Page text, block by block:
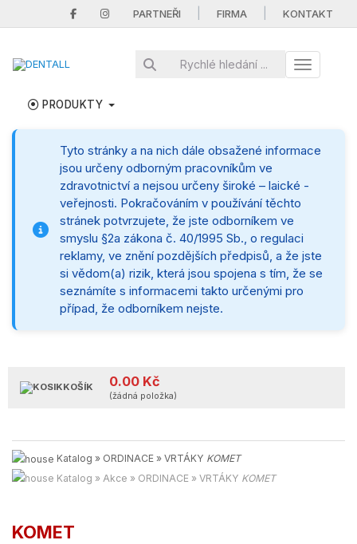
PARTNEŘI FIRMA KONTAKT
Toggle
PRODUKTY
Tyto stránky a na nich dále obsažené informace
jsou určeny odborným pracovníkům ve
zdravotnictví a nejsou určeny široké – laické -
veřejnosti. Pokračováním v používání těchto
stránek potvrzujete, že jste odborníkem ve
smyslu §2a zákona č. 40/1995 Sb., o regulaci
reklamy, ve znění pozdějších předpisů, a že jste
si vědom(a) rizik, která jsou spojena s tím, že se
seznámíte s informacemi takto určenými pro
případ, že odborníkem nejste.
KOŠÍK 0.00 Kč
(žádná položka)
Katalog » ORDINACE » VRTÁKY KOMET
Katalog » Akce » ORDINACE » VRTÁKY KOMET
KOMET